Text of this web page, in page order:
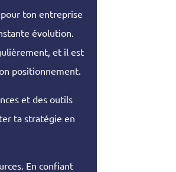
ton entreprise
évolution.
et il est
positionnement.
et des outils
ta stratégie en
En confiant